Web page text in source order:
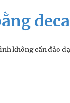
không cần đảo